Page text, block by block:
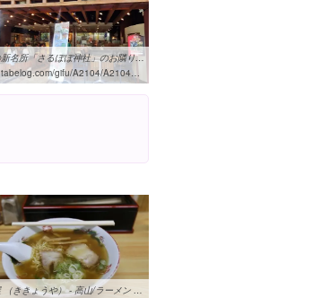
下呂の新名所「さるぼぼ神社」のお隣り「ゆあみ屋」さんで新食感「温玉 ...
tabelog.com/gifu/A2104/A210403/21001477/dtlrvwlst/6639196
桔梗屋 （ききょうや） - 高山/ラーメン [食べログ]